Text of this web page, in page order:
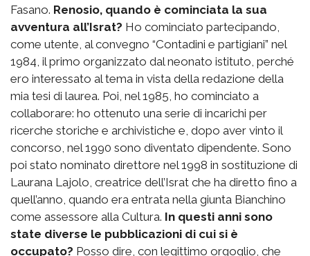
Fasano. Renosio, quando è cominciata la sua
avventura all’Israt? Ho cominciato partecipando,
come utente, al convegno “Contadini e partigiani” nel
1984, il primo organizzato dal neonato istituto, perché
ero interessato al tema in vista della redazione della
mia tesi di laurea. Poi, nel 1985, ho cominciato a
collaborare: ho ottenuto una serie di incarichi per
ricerche storiche e archivistiche e, dopo aver vinto il
concorso, nel 1990 sono diventato dipendente. Sono
poi stato nominato direttore nel 1998 in sostituzione di
Laurana Lajolo, creatrice dell’Israt che ha diretto fino a
quell’anno, quando era entrata nella giunta Bianchino
come assessore alla Cultura. In questi anni sono
state diverse le pubblicazioni di cui si è
occupato? Posso dire, con legittimo orgoglio, che